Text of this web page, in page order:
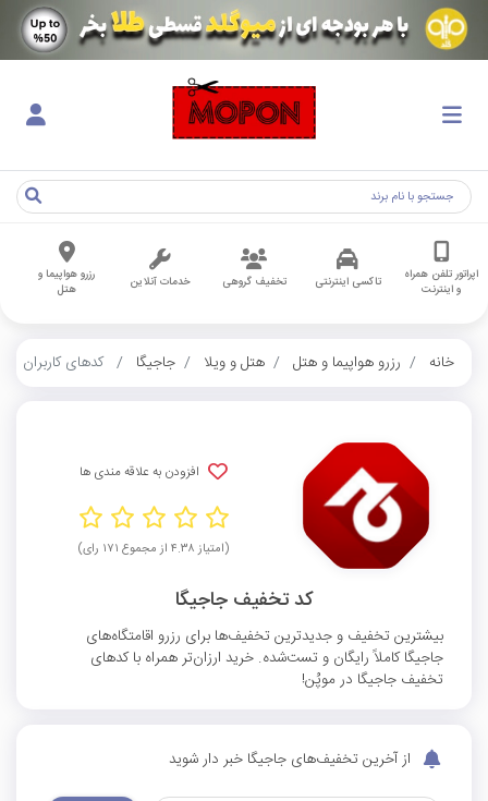
اپراتور تلفن همراه
و اینترنت
تاکسی اینترنتی تخفیف گروهی خدمات آنلاین
رزرو هواپیما و
هتل
خانه رزرو هواپیما و هتل هتل و ویلا جاجیگا کدهای کاربران
افزودن به علاقه مندی ها
(امتیاز ۴.۳۸ از مجموع ۱۷۱ رای)
کد تخفیف جاجیگا
بیشترین تخفیف و جدیدترین تخفیف‌ها برای رزرو اقامتگاه‌های
جاجیگا کاملاً رایگان و تست‌شده. خرید ارزان‌تر همراه با کد‌های
تخفیف جاجیگا در موپُن!
از آخرین تخفیف‌های جاجیگا خبر دار شوید